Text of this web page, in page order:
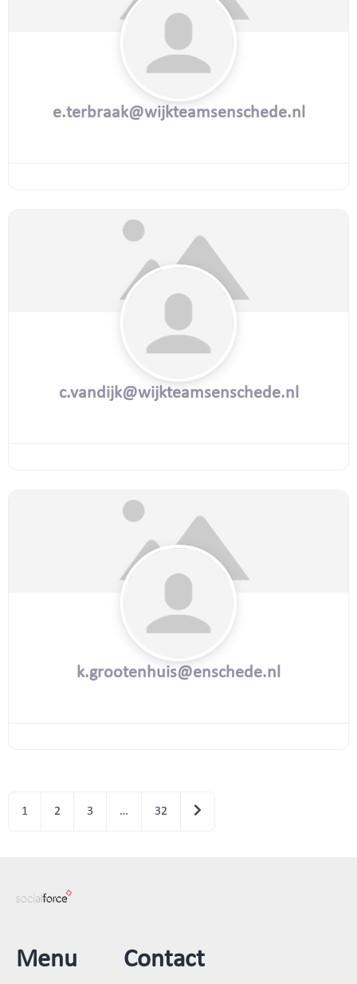
e.terbraak@wijkteamsenschede.nl
c.vandijk@wijkteamsenschede.nl
k.grootenhuis@enschede.nl
1 2 3 … 32 Oudere berichten
Menu Contact